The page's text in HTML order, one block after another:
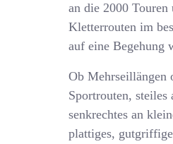
an die 2000 Touren
Kletterrouten im
auf eine Begehung
Ob Mehrseillängen
Sportrouten, steiles
senkrechtes an
plattiges,